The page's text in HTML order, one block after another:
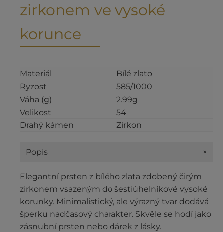
zirkonem ve vysoké
korunce
Materiál
Bílé zlato
Ryzost
585/1000
Váha (g)
2.99g
Velikost
54
Drahý kámen
Zirkon
Popis +
Elegantní prsten z bílého zlata zdobený čirým
zirkonem vsazeným do šestiúhelníkové vysoké
korunky. Minimalistický, ale výrazný tvar dodává
šperku nadčasový charakter. Skvěle se hodí jako
zásnubní prsten nebo dárek z lásky.